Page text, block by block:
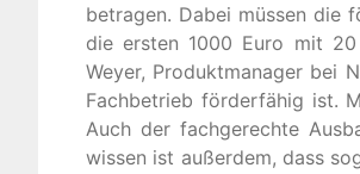
betragen. Dabei müssen die
die ersten 1000 Euro mit
Weyer, Produktmanager bei
Fachbetrieb förderfähig ist.
Auch der fachgerechte
wissen ist außerdem, dass